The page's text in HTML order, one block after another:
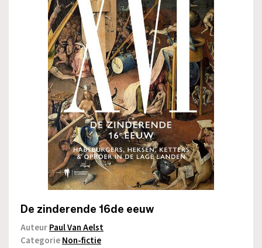
De zinderende 16de eeuw
AuteurPaul Van Aelst
CategorieNon-fictie